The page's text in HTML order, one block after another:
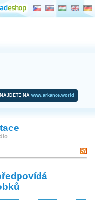
NA www.arkance.world